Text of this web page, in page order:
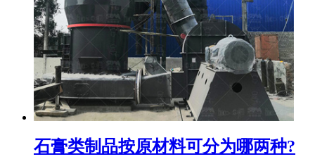
石膏类制品按原材料可分为哪两种?